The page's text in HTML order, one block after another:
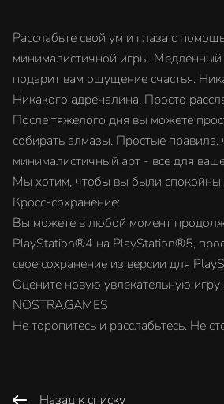
Расслабьте свой ум и глаза с
минималистичной игры. Медленный
подарит вам ощущение счастья.
Никакого адреналина. Просто
После тяжелого дня вы можете
собирать алмазы. Простые правила,
минималистичный арт - все для
Мы хотим, чтобы вы были спокойны
Кросс-сохранение:
Вы можете в любой момент
PlayStation®4 на PlayStation®5,
свое сохранение из версии для
Оцените новую увлекательную
NOSTRA.GAMES
Не торопитесь и расслабьтесь. Не
Назад к списку